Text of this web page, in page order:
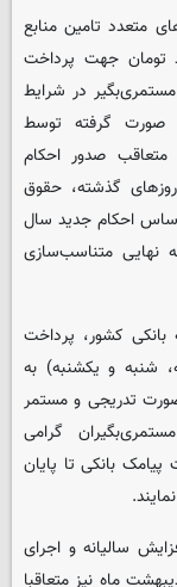
متعدد تامین منابع
حدود ۱۴۰ هزار میلیارد تومان جهت پرداخت
بازنشسته و مستمری‌بگیر در شرایط
صورت گرفته توسط
متعاقب صدور احکام
گذشته، حقوق
اساس احکام جدید سال
نهایی متناسب‌سازی
کشور، پرداخت
شنبه و یکشنبه) به
تدریجی و مستمر
گرامی
بانکی تا پایان
سالیانه و اجرای
ماه نیز متعاقبا